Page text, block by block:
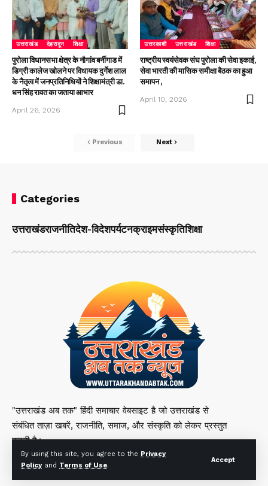
By using this site, you agree to the Privacy
Policyand Terms of Use.
Accept
उत्तराखंड देहरादून शिक्षा
पुरोला विधानसभा क्षेत्र के नौगांव बर्नीगाड में
डिग्री कालेज खोलने पर विधायक दुर्गेश लाल
के नैतृत्व में जनप्रतिनिधियों ने शिक्षामंत्री डा.
धन सिंह रावत का जताया आभार
April 26, 2026
उत्तरकाशी उत्तराखंड शिक्षा
राष्ट्रीय स्वयंसेवक संघ पुरोला की सेवा इकाई,
सेवा भारती की मासिक समीक्षा बैठक का हुआ
समापन ,
April 10, 2026
Previous Next
Categories
उत्तराखंडराजनीतिदेश-विदेशपर्यटनक्राइमसंस्कृतिशिक्षा
"उत्तराखंड अब तक" हिंदी समाचार वेबसाइट है जो उत्तराखंड से
संबंधित ताज़ा खबरें, राजनीति, समाज, और संस्कृति को लेकर प्रस्तुत
करती है।